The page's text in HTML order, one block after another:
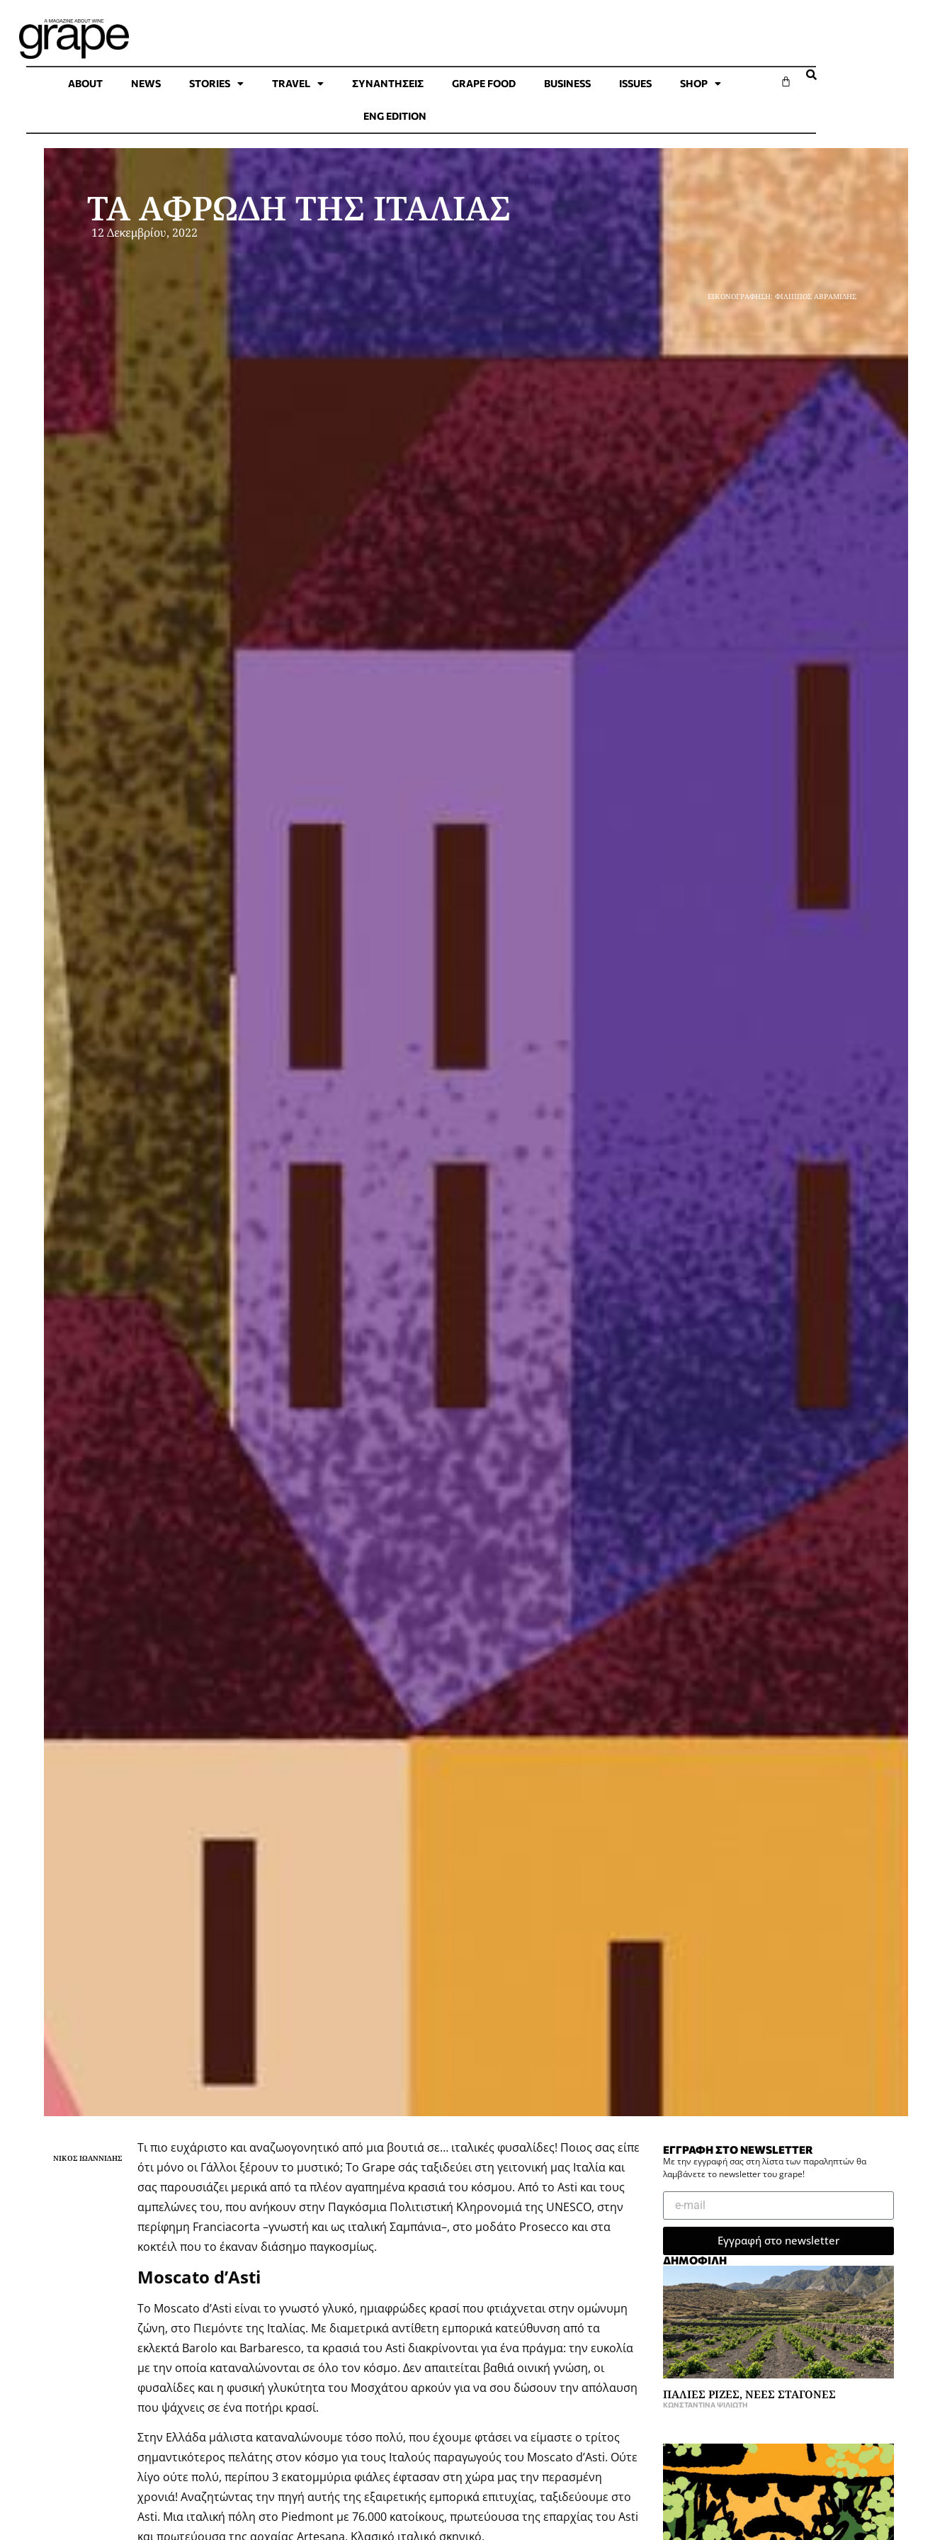
ABOUT NEWS STORIES TRAVEL ΣΥΝΑΝΤΉΣΕΙΣ GRAPE FOOD BUSINESS ISSUES SHOP
ENG EDITION
ΤΑ ΑΦΡΩΔΗ ΤΗΣ ΙΤΑΛΙΑΣ
12 Δεκεμβρίου, 2022
ΕΙΚΟΝΟΓΡΑΦΗΣΗ: ΦΙΛΙΠΠΟΣ ΑΒΡΑΜΙΔΗΣ
ΝΊΚΟΣ ΙΩΑΝΝΊΔΗΣ
Τι πιο ευχάριστο και αναζωογονητικό από μια βουτιά σε… ιταλικές φυσαλίδες! Ποιος σας είπε
ότι μόνο οι Γάλλοι ξέρουν το μυστικό; Το Grape σάς ταξιδεύει στη γειτονική μας Ιταλία και
σας παρουσιάζει μερικά από τα πλέον αγαπημένα κρασιά του κόσμου. Από το Αsti και τους
αμπελώνες του, που ανήκουν στην Παγκόσμια Πολιτιστική Κληρονομιά της UNESCO, στην
περίφημη Franciacorta –γνωστή και ως ιταλική Σαμπάνια–, στο μοδάτο Prosecco και στα
κοκτέιλ που το έκαναν διάσημο παγκοσμίως.
Μοscato d’Asti
Το Moscato d’Asti είναι το γνωστό γλυκό, ημιαφρώδες κρασί που φτιάχνεται στην ομώνυμη
ζώνη, στο Πιεμόντε της Ιταλίας. Με διαμετρικά αντίθετη εμπορικά κατεύθυνση από τα
εκλεκτά Barolo και Barbaresco, τα κρασιά του Asti διακρίνονται για ένα πράγμα: την ευκολία
με την οποία καταναλώνονται σε όλο τον κόσμο. Δεν απαιτείται βαθιά οινική γνώση, οι
φυσαλίδες και η φυσική γλυκύτητα του Μοσχάτου αρκούν για να σου δώσουν την απόλαυση
που ψάχνεις σε ένα ποτήρι κρασί.
Στην Ελλάδα μάλιστα καταναλώνουμε τόσο πολύ, που έχουμε φτάσει να είμαστε ο τρίτος
σημαντικότερος πελάτης στον κόσμο για τους Ιταλούς παραγωγούς του Moscato d’Asti. Ούτε
λίγο ούτε πολύ, περίπου 3 εκατομμύρια φιάλες έφτασαν στη χώρα μας την περασμένη
χρονιά! Αναζητώντας την πηγή αυτής της εξαιρετικής εμπορικά επιτυχίας, ταξιδεύουμε στο
Asti. Μια ιταλική πόλη στο Piedmont με 76.000 κατοίκους, πρωτεύουσα της επαρχίας του Asti
και πρωτεύουσα της αρχαίας Artesana. Κλασικό ιταλικό σκηνικό.
ΕΓΓΡΑΦΗ ΣΤΟ NEWSLETTER
Με την εγγραφή σας στη λίστα των παραληπτών θα
λαμβάνετε το newsletter του grape!
Εγγραφή στο newsletter
ΔΗΜΟΦΙΛΗ
ΠΑΛΙΕΣ ΡΙΖΕΣ, ΝΕΕΣ ΣΤΑΓΟΝΕΣ
ΚΩΝΣΤΑΝΤΊΝΑ ΨΙΛΙΏΤΗ